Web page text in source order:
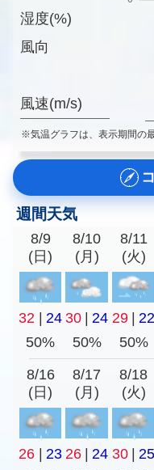
湿度(%)
風向
風速(m/s)
※気温グラフは、表示期間の
週間天気
8/9
(日)
8/10
(月)
8/11
(火)
32 24 30 24 29 22
50%
50% 50%
8/16
(日)
8/17
(月)
8/18
(火)
26 23 26 24 30 25